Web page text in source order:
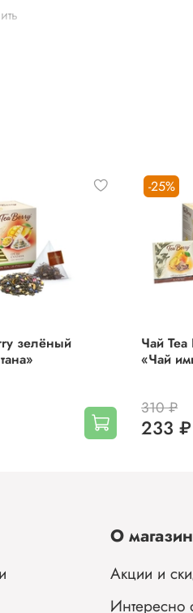
зелёный
-25%
Чай
«Чай
310 ₽
233 ₽
О
Акции и
Интересно